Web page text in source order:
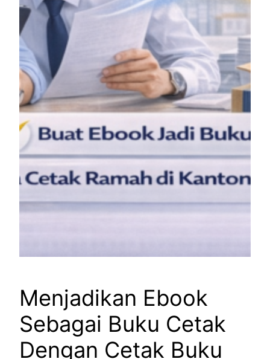
Menjadikan Ebook
Sebagai Buku Cetak
Dengan Cetak Buku